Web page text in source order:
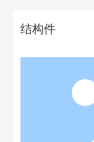
结构件